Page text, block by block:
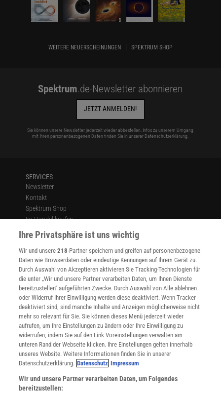
WEITERE NEUERSCHEINUNGEN SPEKTRUM SHOP
Spektrum.de-Newsletter abonnieren
JETZT ANMELDEN!
Sie können unsere Newsletter jederzeit wieder abbestellen. Infos zu unserem Umgang
mit Ihren personenbezogenen Daten finden Sie in unserer Datenschutzerklärung
SERVICES
Newsletter
Kontakt
Spektrum Shop
Im Handel kaufen
Presse
Verträge kündigen
Widerruf
INFO
Mediadaten
Datenschutz
Nutzungsbedingungen
Cookie-Einstellungen
Utiq verwalten
Nutzungsbasierte Onlinewerbung
Alle Artikel
Impressum
Angebote für Schulen
Ihre Privatsphäre ist uns wichtig
Wir und unsere218-Partner speichern und greifen auf personenbezogene
Daten wie Browserdaten oder eindeutige Kennungen auf Ihrem Gerät zu.
Durch Auswahl von Akzeptieren aktivieren Sie Tracking-Technologien für
die unter „Wir und unsere Partner verarbeiten Daten, um Ihnen Dienste
bereitzustellen“ aufgeführten Zwecke. Durch Auswahl von Alle ablehnen
oder Widerruf Ihrer Einwilligung werden diese deaktiviert. Wenn Tracker
deaktiviert sind, sind manche Inhalte und Anzeigen möglicherweise nicht
mehr so relevant für Sie. Sie können dieses Menü jederzeit wieder
aufrufen, um Ihre Einstellungen zu ändern oder Ihre Einwilligung zu
widerrufen, indem Sie auf den Link Voreinstellungen verwalten am
unteren Rand der Webseite klicken. Ihre Einstellungen gelten innerhalb
unseres Website. Weitere Informationen finden Sie in unserer
Datenschutzerklärung. Datenschutz Impressum
Wir und unsere Partner verarbeiten Daten, um Folgendes
bereitzustellen: